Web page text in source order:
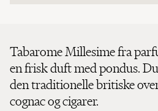
Tabarome Millesime fra
en frisk duft med pondus.
den traditionelle britiske
cognac og cigarer.